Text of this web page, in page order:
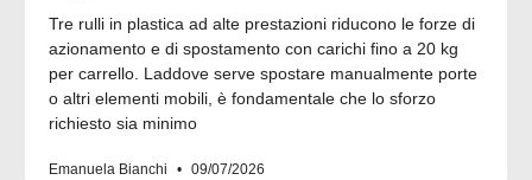
Tre rulli in plastica ad alte prestazioni riducono le forze di
azionamento e di spostamento con carichi fino a 20 kg
per carrello. Laddove serve spostare manualmente porte
o altri elementi mobili, è fondamentale che lo sforzo
richiesto sia minimo
Emanuela Bianchi 09/07/2026